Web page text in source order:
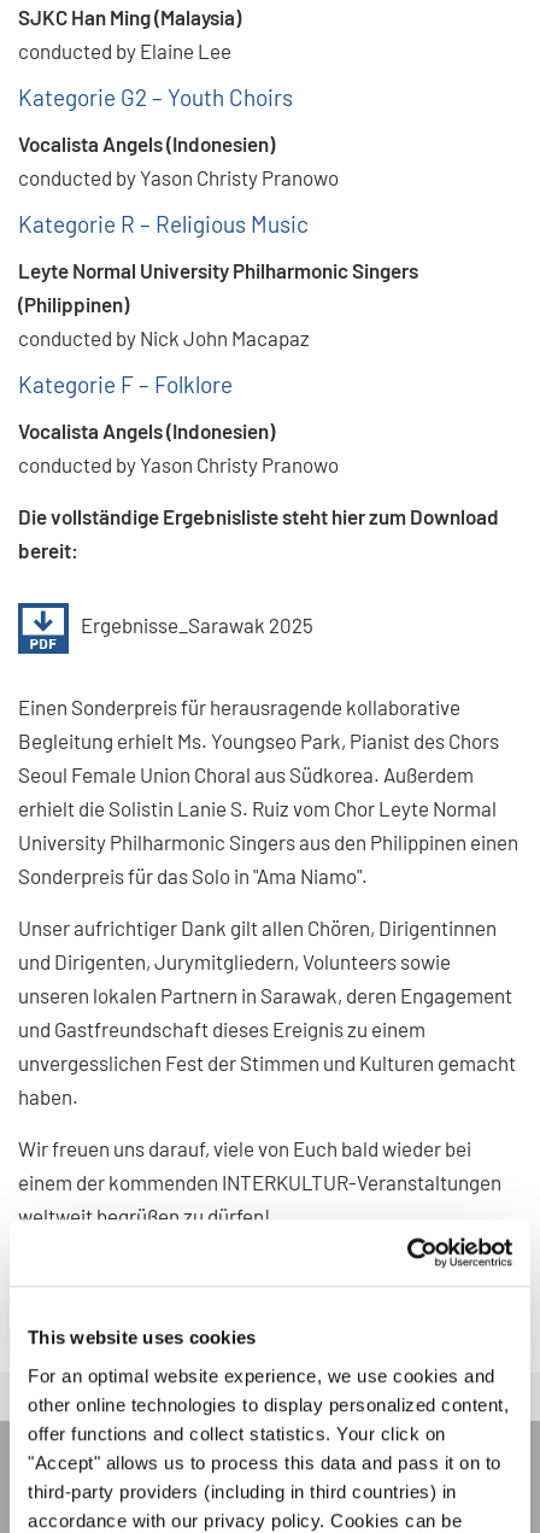
This website uses cookies
For an optimal website experience, we use cookies and
other online technologies to display personalized content,
offer functions and collect statistics. Your click on
"Accept" allows us to process this data and pass it on to
third-party providers (including in third countries) in
accordance with our privacy policy. Cookies can be
SJKC Han Ming (Malaysia)
conducted by Elaine Lee
Kategorie G2 – Youth Choirs
Vocalista Angels (Indonesien)
conducted by Yason Christy Pranowo
Kategorie R – Religious Music
Leyte Normal University Philharmonic Singers
(Philippinen)
conducted by Nick John Macapaz
Kategorie F – Folklore
Vocalista Angels (Indonesien)
conducted by Yason Christy Pranowo
Die vollständige Ergebnisliste steht hier zum Download
bereit:
Ergebnisse_Sarawak 2025
Einen Sonderpreis für herausragende kollaborative
Begleitung erhielt Ms. Youngseo Park, Pianist des Chors
Seoul Female Union Choral aus Südkorea. Außerdem
erhielt die Solistin Lanie S. Ruiz vom Chor Leyte Normal
University Philharmonic Singers aus den Philippinen einen
Sonderpreis für das Solo in "Ama Niamo".
Unser aufrichtiger Dank gilt allen Chören, Dirigentinnen
und Dirigenten, Jurymitgliedern, Volunteers sowie
unseren lokalen Partnern in Sarawak, deren Engagement
und Gastfreundschaft dieses Ereignis zu einem
unvergesslichen Fest der Stimmen und Kulturen gemacht
haben.
Wir freuen uns darauf, viele von Euch bald wieder bei
einem der kommenden INTERKULTUR-Veranstaltungen
weltweit begrüßen zu dürfen!
INTERKULTUR EVENTS
INTERKULTUR NEWSLETTER